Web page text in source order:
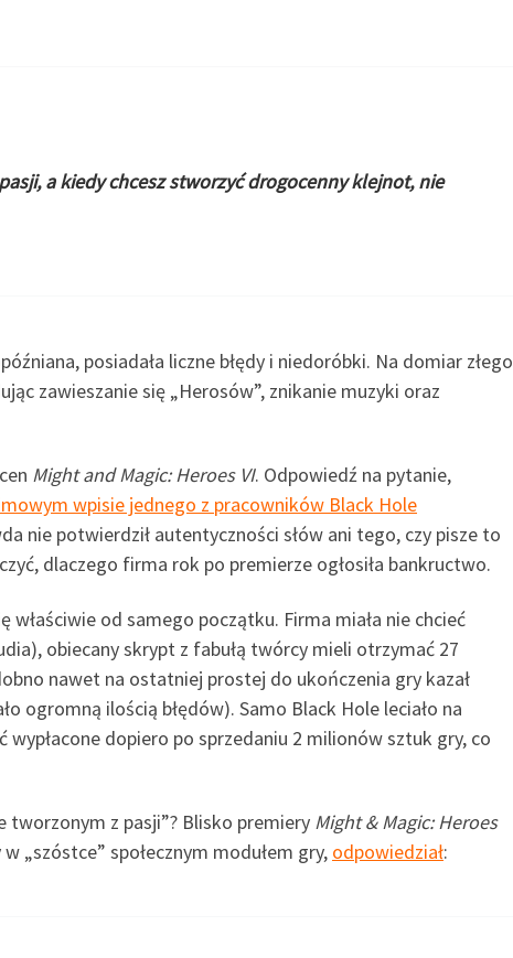
a kiedy chcesz stworzyć drogocenny klejnot, nie
posiadała liczne błędy i niedoróbki. Na domiar złego
zawieszanie się „Herosów”, znikanie muzyki oraz
Might and Magic: Heroes VI. Odpowiedź na pytanie,
wpisie jednego z pracowników Black Hole
nie potwierdził autentyczności słów ani tego, czy pisze to
dlaczego firma rok po premierze ogłosiła bankructwo.
właściwie od samego początku. Firma miała nie chcieć
obiecany skrypt z fabułą twórcy mieli otrzymać 27
nawet na ostatniej prostej do ukończenia gry kazał
ogromną ilością błędów). Samo Black Hole leciało na
wypłacone dopiero po sprzedaniu 2 milionów sztuk gry, co
tworzonym z pasji”? Blisko premiery Might & Magic: Heroes
„szóstce” społecznym modułem gry, odpowiedział: